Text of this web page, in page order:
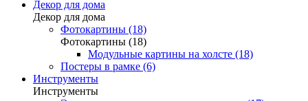
Декор для дома
Декор для дома
Фотокартины (18)
Фотокартины (18)
Модульные картины на холсте (18)
Постеры в рамке (6)
Инструменты
Инструменты